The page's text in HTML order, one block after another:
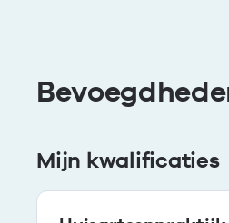
Mijn kwalificaties